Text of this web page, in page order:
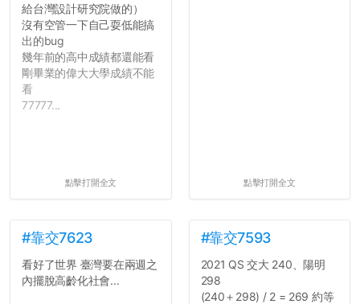
給台灣設計研究院做的）
沒有空管一下自己耍低能搞
出的bug
幾年前的高中成績都還能看
剛畢業的偉大大學成績不能
看
77777...
點擊打開全文 點擊打開全文
#靠交7623
看好了世界 臺灣要在兩週之
內擺脫高齡化社會...
#靠交7593
2021 QS 交大 240、陽明
298
(240＋298) / 2 = 269 約等